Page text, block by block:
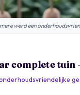
werd een
complete tuin